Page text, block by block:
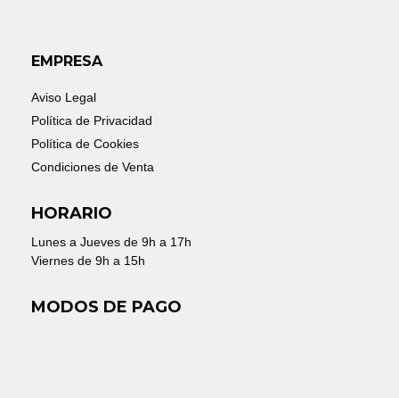
EMPRESA
Aviso Legal
Política de Privacidad
Política de Cookies
Condiciones de Venta
HORARIO
Lunes a Jueves de 9h a 17h
Viernes de 9h a 15h
MODOS DE PAGO